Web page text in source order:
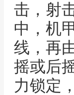
击，射
中，机
线，再
摇或后
力锁定